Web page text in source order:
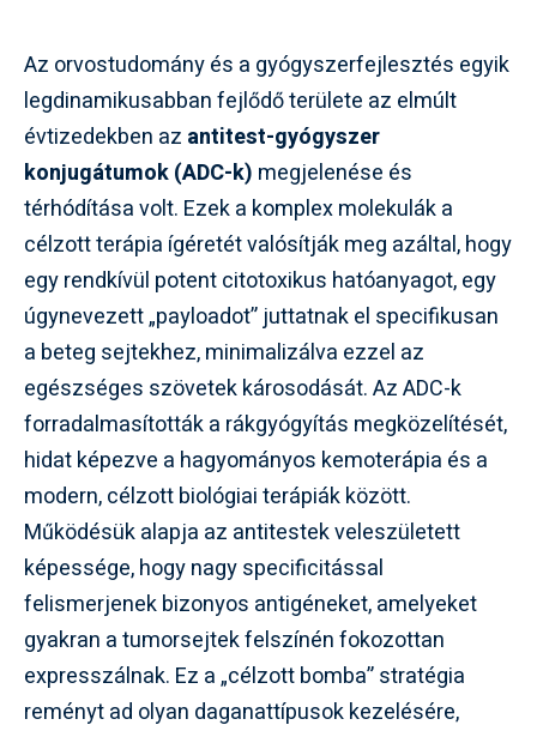
Az orvostudomány és a gyógyszerfejlesztés egyik
legdinamikusabban fejlődő területe az elmúlt
évtizedekben az antitest-gyógyszer
konjugátumok (ADC-k) megjelenése és
térhódítása volt. Ezek a komplex molekulák a
célzott terápia ígéretét valósítják meg azáltal, hogy
egy rendkívül potent citotoxikus hatóanyagot, egy
úgynevezett „payloadot” juttatnak el specifikusan
a beteg sejtekhez, minimalizálva ezzel az
egészséges szövetek károsodását. Az ADC-k
forradalmasították a rákgyógyítás megközelítését,
hidat képezve a hagyományos kemoterápia és a
modern, célzott biológiai terápiák között.
Működésük alapja az antitestek veleszületett
képessége, hogy nagy specificitással
felismerjenek bizonyos antigéneket, amelyeket
gyakran a tumorsejtek felszínén fokozottan
expresszálnak. Ez a „célzott bomba” stratégia
reményt ad olyan daganattípusok kezelésére,